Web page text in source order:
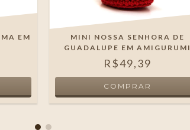
EM
MINI NOSSA SENHORA DE
GUADALUPE EM AMIGURUMI
R$49,39